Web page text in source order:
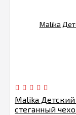
Malika
стеганный